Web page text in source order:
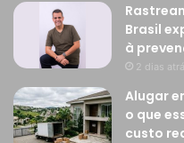
Brasil
à
2 dias
Alugar
o que
custo